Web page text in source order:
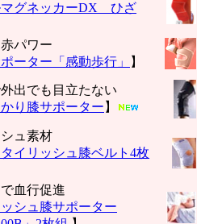
マグネッカーDX ひざ
パワー
ーター「感動歩行」 】
外出でも目立たない
り膝サポーター 】
ュ素材
イリッシュ膝ベルト4枚
血行促進
シュ膝サポーター